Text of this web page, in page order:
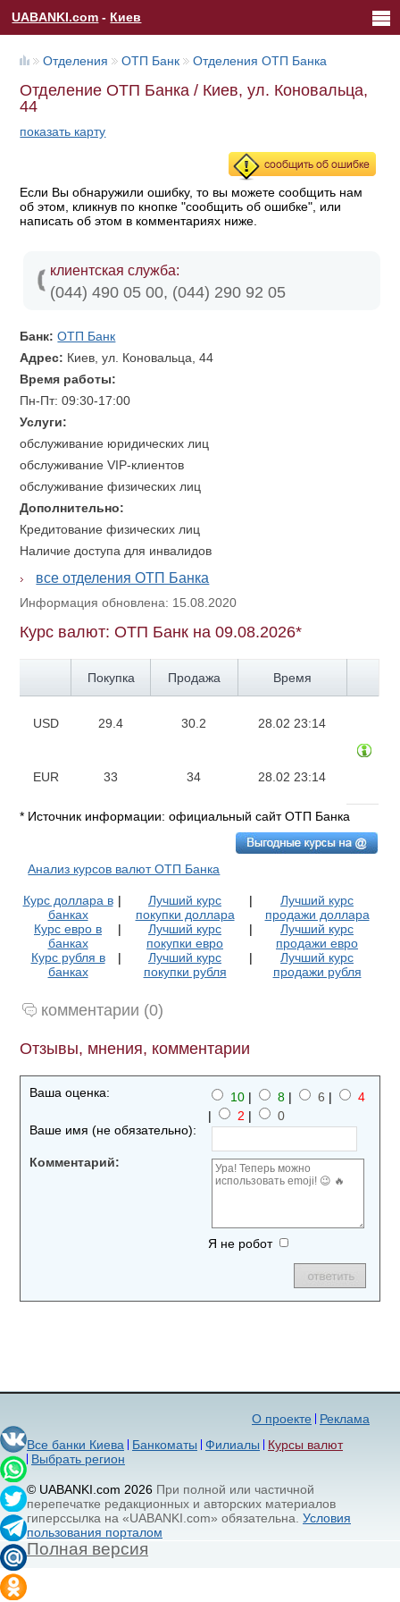
UABANKI.com - Киев
Отделения ОТП Банк Отделения ОТП Банка
Отделение ОТП Банка / Киев, ул. Коновальца,
44
показать карту
Если Вы обнаружили ошибку, то вы можете сообщить нам
об этом, кликнув по кнопке "сообщить об ошибке", или
написать об этом в комментариях ниже.
клиентская служба:
(044) 490 05 00, (044) 290 92 05
Банк:ОТП Банк
Адрес: Киев, ул. Коновальца, 44
Время работы:
Пн-Пт: 09:30-17:00
Услуги:
обслуживание юридических лиц
обслуживание VIP-клиентов
обслуживание физических лиц
Дополнительно:
Кредитование физических лиц
Наличие доступа для инвалидов
все отделения ОТП Банка
Информация обновлена: 15.08.2020
Курс валют: ОТП Банк на 09.08.2026*
Покупка Продажа Время
USD 29.4 30.2 28.02 23:14
EUR 33 34 28.02 23:14
* Источник информации: официальный сайт ОТП Банка
Анализ курсов валют ОТП Банка
Курс доллара в
банках
|
Лучший курс
покупки доллара
|
Лучший курс
продажи доллара
Курс евро в
банках
|
Лучший курс
покупки евро
|
Лучший курс
продажи евро
Курс рубля в
банках
|
Лучший курс
покупки рубля
|
Лучший курс
продажи рубля
комментарии (0)
Отзывы, мнения, комментарии
Ваша оценка: 10 | 8 | 6 |
4
|
2 |
0
Ваше имя (не обязательно):
Комментарий:
Я не робот
Реклама
О проекте
Все банки Киева
Банкоматы Филиалы
Курсы валют
Выбрать регион
© UABANKI.com 2026 При полной или частичной
перепечатке редакционных и авторских материалов
гиперссылка на «UABANKI.com» обязательна. Условия
пользования порталом
Полная версия